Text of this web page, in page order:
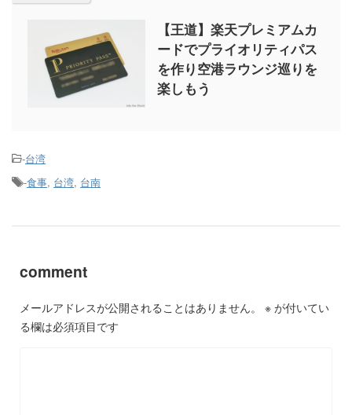
【王道】楽天プレミアムカ
ードでプライオリティパス
を作り空港ラウンジ巡りを
楽しもう
-台湾
-食事, 台湾, 台南
comment
メールアドレスが公開されることはありません。 ※ が付いてい
る欄は必須項目です